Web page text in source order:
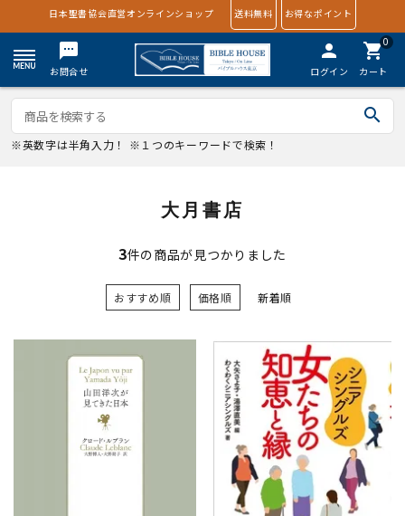
日本聖書協会直営オンラインショップ 送料無料 お得なポイント
textsms
お問合せ
person
ログイン
0
shopping_cart
カート
search
※英数字は半角入力！ ※１つのキーワードで検索！
大月書店
3件の商品が見つかりました
おすすめ順 価格順 新着順